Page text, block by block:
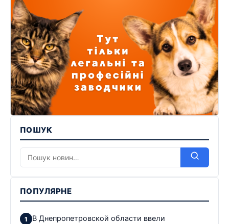
ПОШУК
ПОПУЛЯРНЕ
В Днепропетровской области ввели